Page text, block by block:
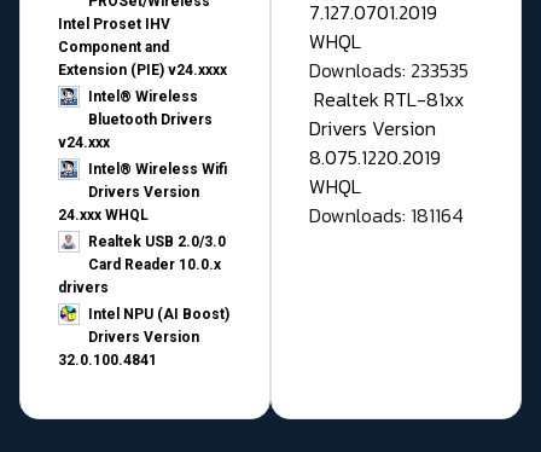
Intel Proset IHV
Component and
Extension (PIE) v24.xxxx
Intel® Wireless
Bluetooth Drivers
v24.xxx
Intel® Wireless Wifi
Drivers Version
24.xxx WHQL
Realtek USB 2.0/3.0
Card Reader 10.0.x
drivers
Intel NPU (AI Boost)
Drivers Version
32.0.100.4841
7.127.0701.2019
WHQL
Downloads: 233535
Realtek RTL-81xx
Drivers Version
8.075.1220.2019
WHQL
Downloads: 181164